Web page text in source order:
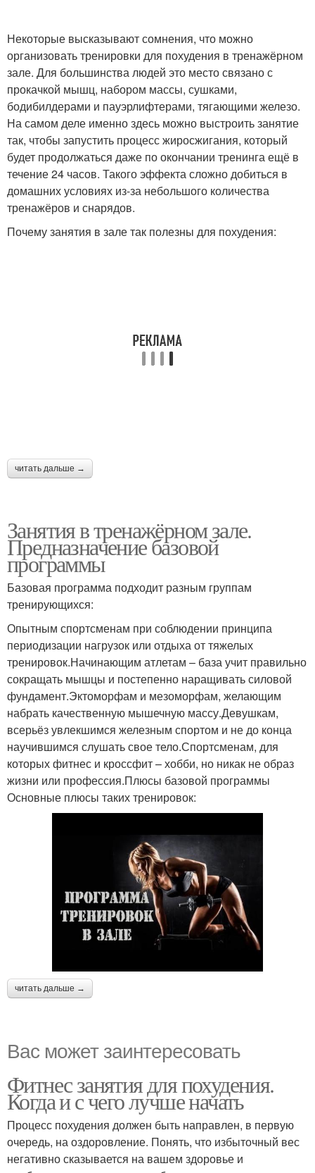
Некоторые высказывают сомнения, что можно
организовать тренировки для похудения в тренажёрном
зале. Для большинства людей это место связано с
прокачкой мышц, набором массы, сушками,
бодибилдерами и пауэрлифтерами, тягающими железо.
На самом деле именно здесь можно выстроить занятие
так, чтобы запустить процесс жиросжигания, который
будет продолжаться даже по окончании тренинга ещё в
течение 24 часов. Такого эффекта сложно добиться в
домашних условиях из-за небольшого количества
тренажёров и снарядов.
Почему занятия в зале так полезны для похудения:
читать дальше →
Занятия в тренажёрном зале.
Предназначение базовой
программы
Базовая программа подходит разным группам
тренирующихся:
Опытным спортсменам при соблюдении принципа
периодизации нагрузок или отдыха от тяжелых
тренировок.Начинающим атлетам – база учит правильно
сокращать мышцы и постепенно наращивать силовой
фундамент.Эктоморфам и мезоморфам, желающим
набрать качественную мышечную массу.Девушкам,
всерьёз увлекшимся железным спортом и не до конца
научившимся слушать свое тело.Спортсменам, для
которых фитнес и кроссфит – хобби, но никак не образ
жизни или профессия.Плюсы базовой программы
Основные плюсы таких тренировок:
читать дальше →
Вас может заинтересовать
Фитнес занятия для похудения.
Когда и с чего лучше начать
Процесс похудения должен быть направлен, в первую
очередь, на оздоровление. Понять, что избыточный вес
негативно сказывается на вашем здоровье и